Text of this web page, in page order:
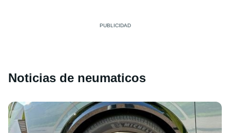
Noticias de neumaticos